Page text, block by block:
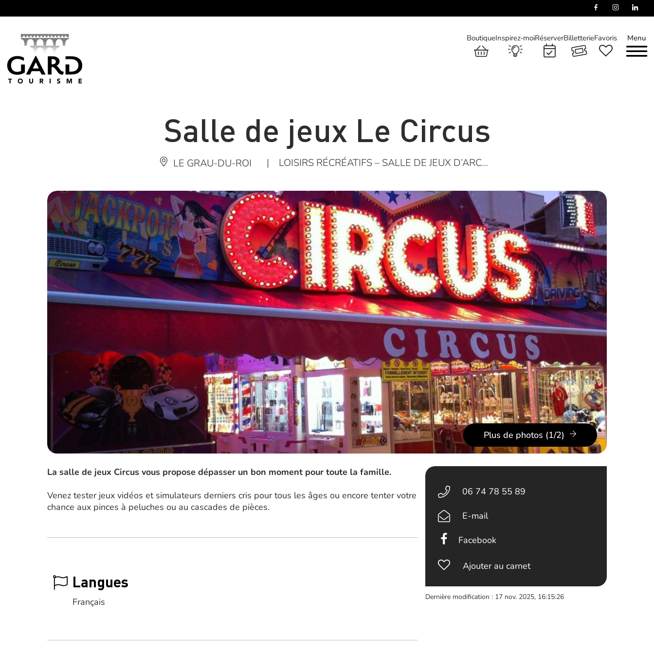
Menu
BoutiqueInspirez-moiRéserverBilletterieFavoris
Salle de jeux Le Circus
LE GRAU-DU-ROI | LOISIRS RÉCRÉATIFS – SALLE DE JEUX D’ARC…
Plus de photos (1/2)
La salle de jeux Circus vous propose dépasser un bon moment pour toute la famille.
Venez tester jeux vidéos et simulateurs derniers cris pour tous les âges ou encore tenter votre
chance aux pinces à peluches ou au cascades de pièces.
Langues
Français
06 74 78 55 89
E-mail
Facebook
Ajouter au carnet
Dernière modification : 17 nov. 2025, 16:15:26